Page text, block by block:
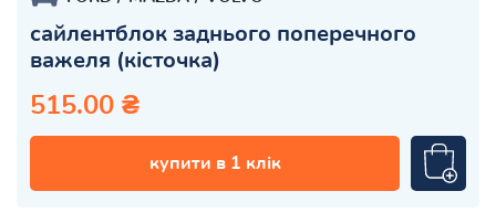
сайлентблок заднього поперечного
важеля (кісточка)
515.00 ₴
купити в 1 клік